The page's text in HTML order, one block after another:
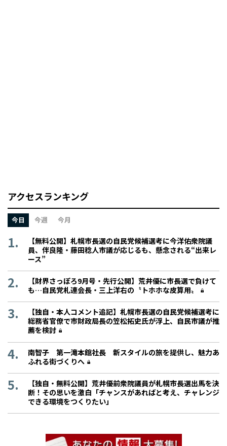
アクセスランキング
今日 今週 今月
【無料公開】札幌市長選の自民党候補選考に今洋佑衆院議
員、伴良隆・藤田稔人市議が応じるも、懸念される“出来レ
ース”
【財界さっぽろ9月号・先行公開】荒井優に市長選で負けて
も…自民党札連会長・三上洋右の〝トホホな皮算用〟
【独自・本人コメント追記】札幌市長選の自民党候補選考に
総務省官僚で市財政局長の笠松拓史氏が浮上、自民市議が推
薦を検討
南智子 第一滝本館社長 新スタイルの旅を提供し、魅力あ
ふれる街づくりへ
【独自・無料公開】荒井優前衆院議員が札幌市長選出馬を決
断！その思いを激白「チャンスがあればと考え、チャレンジ
できる環境をつくりたい」